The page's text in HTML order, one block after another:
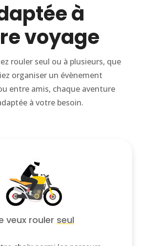
à
voyage
rouler seul ou à plusieurs, que
organiser un évènement
entre amis, chaque aventure
à votre besoin.
veux rouler seul